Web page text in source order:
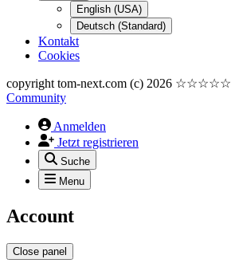
English (USA)
Deutsch (Standard)
Kontakt
Cookies
copyright tom-next.com (c) 2026 ☆☆☆☆☆
Community
Anmelden
Jetzt registrieren
Suche
Menu
Account
Close panel